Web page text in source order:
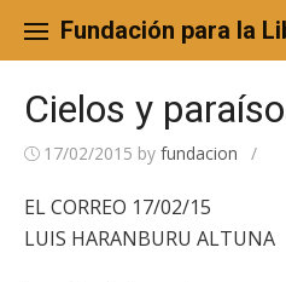
content
Fundación para la
Cielos y
17/02/2015 by fundacion /
EL CORREO 17/02/15
LUIS HARANBURU ALTUNA